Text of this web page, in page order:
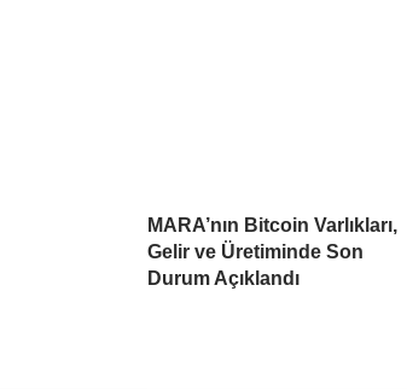
MARA’nın Bitcoin Varlıkları,
Gelir ve Üretiminde Son
Durum Açıklandı